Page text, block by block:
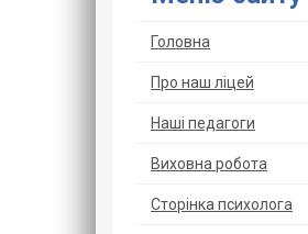
Головна
Про наш ліцей
Наші педагоги
Виховна робота
Сторінка психолога